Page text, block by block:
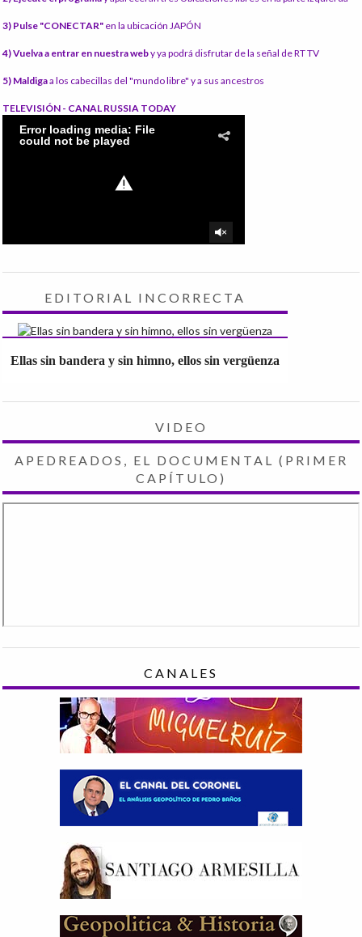
3) Pulse "CONECTAR" en la ubicación JAPÓN
4) Vuelva a entrar en nuestra weby ya podrá disfrutar de la señal de RT TV
5) Maldigaa los cabecillas del "mundo libre" y a sus ancestros
TELEVISIÓN - CANAL RUSSIA TODAY
EDITORIAL INCORRECTA
Ellas sin bandera y sin himno, ellos sin vergüenza
VIDEO
APEDREADOS, EL DOCUMENTAL (PRIMER
CAPÍTULO)
CANALES